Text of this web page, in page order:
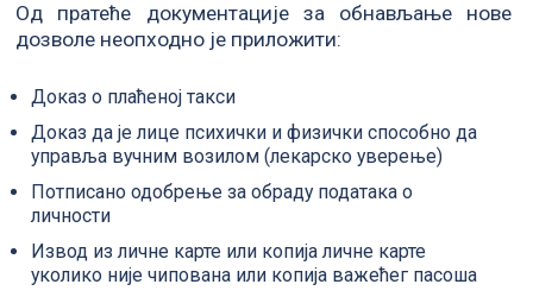
Од пратеће документације за обнављање нове
дозволе неопходно је приложити:
Доказ о плаћеној такси
Доказ да је лице психички и физички способно да
управља вучним возилом (лекарско уверење)
Потписано одобрење за обраду података о
личности
Извод из личне карте или копија личне карте
уколико није чипована или копија важећег пасоша